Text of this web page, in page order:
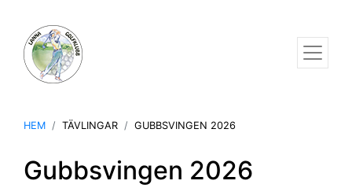
HEM TÄVLINGAR GUBBSVINGEN 2026
Gubbsvingen 2026